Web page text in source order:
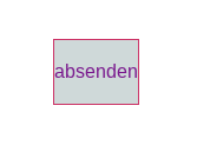
absenden